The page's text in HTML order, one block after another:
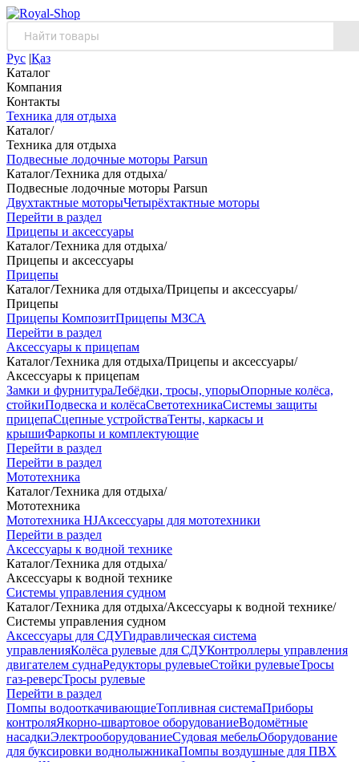
Рус |Қаз
Каталог
Компания
Контакты
Техника для отдыха
Каталог/
Техника для отдыха
Подвесные лодочные моторы Parsun
Каталог/Техника для отдыха/
Подвесные лодочные моторы Parsun
Двухтактные моторыЧетырёхтактные моторы
Перейти в раздел
Прицепы и аксессуары
Каталог/Техника для отдыха/
Прицепы и аксессуары
Прицепы
Каталог/Техника для отдыха/Прицепы и аксессуары/
Прицепы
Прицепы КомпозитПрицепы МЗСА
Перейти в раздел
Аксессуары к прицепам
Каталог/Техника для отдыха/Прицепы и аксессуары/
Аксессуары к прицепам
Замки и фурнитураЛебёдки, тросы, упорыОпорные колёса,
стойкиПодвеска и колёсаСветотехникаСистемы защиты
прицепаСцепные устройстваТенты, каркасы и
крышиФаркопы и комплектующие
Перейти в раздел
Перейти в раздел
Мототехника
Каталог/Техника для отдыха/
Мототехника
Мототехника HJАксессуары для мототехники
Перейти в раздел
Аксессуары к водной технике
Каталог/Техника для отдыха/
Аксессуары к водной технике
Системы управления судном
Каталог/Техника для отдыха/Аксессуары к водной технике/
Системы управления судном
Аксессуары для СДУГидравлическая система
управленияКолёса рулевые для СДУКонтроллеры управления
двигателем суднаРедукторы рулевыеСтойки рулевыеТросы
газ-реверсТросы рулевые
Перейти в раздел
Помпы водооткачивающиеТопливная системаПриборы
контроляЯкорно-швартовое оборудованиеВодомётные
насадкиЭлектрооборудованиеСудовая мебельОборудование
для буксировки воднолыжникаПомпы воздушные для ПВХ